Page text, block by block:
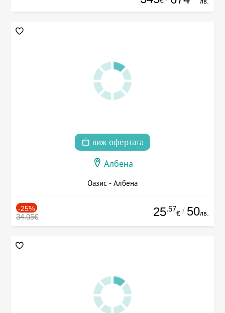
виж офертата
Албена
Оазис - Албена
-25%
34.05€ 25.57
€ / 50лв.